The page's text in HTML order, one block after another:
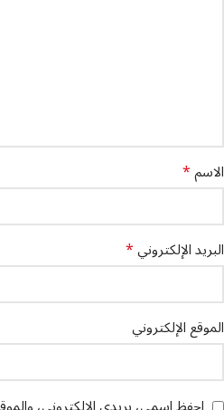
الاسم*
البريد الإلكتروني*
الموقع الإلكتروني